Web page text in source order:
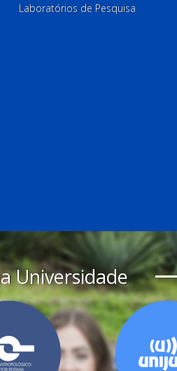
Laboratórios de Pesquisa
Universidade